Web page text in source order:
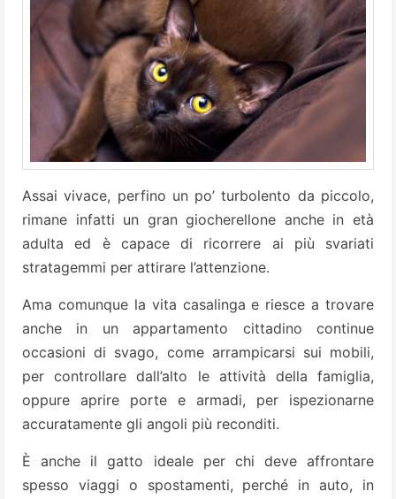
Assai vivace, perfino un po’ turbolento da piccolo,
rimane infatti un gran giocherellone anche in età
adulta ed è capace di ricorrere ai più svariati
stratagemmi per attirare l’attenzione.
Ama comunque la vita casalinga e riesce a trovare
anche in un appartamento cittadino continue
occasioni di svago, come arrampicarsi sui mobili,
per controllare dall’alto le attività della famiglia,
oppure aprire porte e armadi, per ispezionarne
accuratamente gli angoli più reconditi.
È anche il gatto ideale per chi deve affrontare
spesso viaggi o spostamenti, perché in auto, in